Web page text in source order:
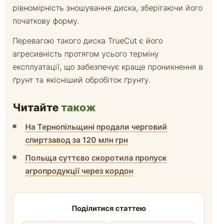
рівномірність зношування диска, зберігаючи його
початкову форму.
Перевагою такого диска TrueCut є його
агресивність протягом усього терміну
експлуатації, що забезпечує краще проникнення в
ґрунт та якісніший обробіток ґрунту.
Читайтетакож
На Тернопільщині продали черговий
спиртзавод за 120 млн грн
Польща суттєво скоротила пропуск
агропродукції через кордон
Поділитися статтею